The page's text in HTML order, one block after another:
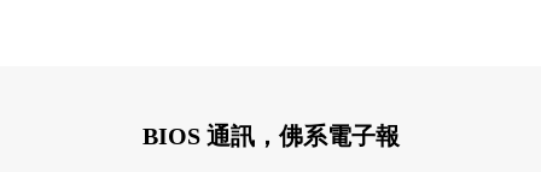
BIOS 通訊，佛系電子報